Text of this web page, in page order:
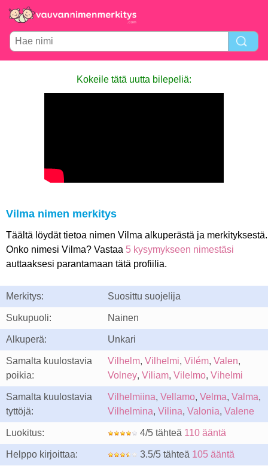
Kokeile tätä uutta bilepeliä:
Vilma nimen merkitys
Täältä löydät tietoa nimen Vilma alkuperästä ja merkityksestä.
Onko nimesi Vilma? Vastaa 5 kysymykseen nimestäsi
auttaaksesi parantamaan tätä profiilia.
Merkitys: Suosittu suojelija
Sukupuoli: Nainen
Alkuperä: Unkari
Samalta kuulostavia
poikia:
Vilhelm, Vilhelmi, Vilém, Valen,
Volney, Viliam, Vilelmo, Vihelmi
Samalta kuulostavia
tyttöjä:
Vilhelmiina, Vellamo, Velma, Valma,
Vilhelmina, Vilina, Valonia, Valene
Luokitus: 4/5 tähteä 110 ääntä
Helppo kirjoittaa: 3.5/5 tähteä 105 ääntä